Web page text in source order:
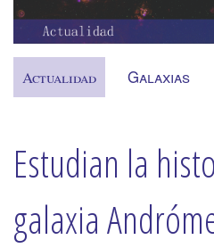
Actualidad Galaxias
Estudian la
galaxia